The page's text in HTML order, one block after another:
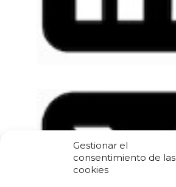
Gestionar el
consentimiento de las
cookies